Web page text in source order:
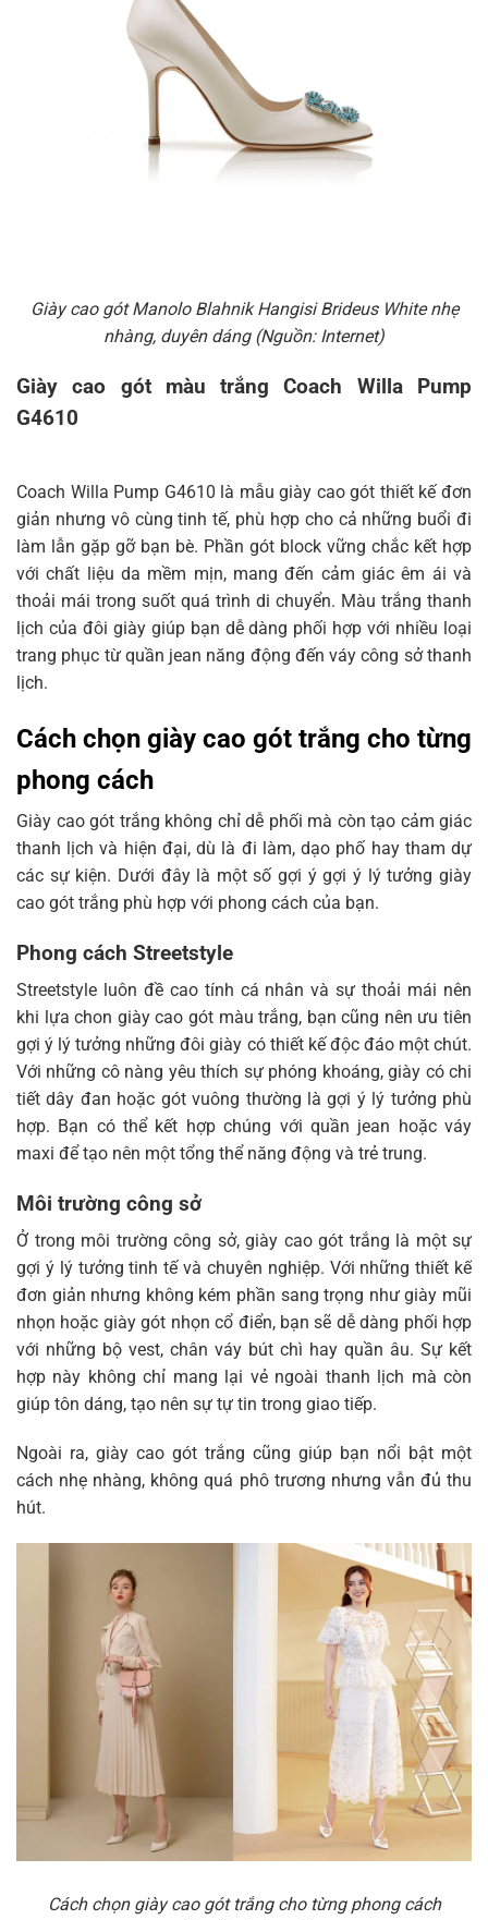
Giày cao gót Manolo Blahnik Hangisi Brideus White nhẹ
nhàng, duyên dáng (Nguồn: Internet)
Giày cao gót màu trắng Coach Willa Pump
G4610
Coach Willa Pump G4610 là mẫu giày cao gót thiết kế đơn
giản nhưng vô cùng tinh tế, phù hợp cho cả những buổi đi
làm lẫn gặp gỡ bạn bè. Phần gót block vững chắc kết hợp
với chất liệu da mềm mịn, mang đến cảm giác êm ái và
thoải mái trong suốt quá trình di chuyển. Màu trắng thanh
lịch của đôi giày giúp bạn dễ dàng phối hợp với nhiều loại
trang phục từ quần jean năng động đến váy công sở thanh
lịch.
Cách chọn giày cao gót trắng cho từng
phong cách
Giày cao gót trắng không chỉ dễ phối mà còn tạo cảm giác
thanh lịch và hiện đại, dù là đi làm, dạo phố hay tham dự
các sự kiện. Dưới đây là một số gợi ý gợi ý lý tưởng giày
cao gót trắng phù hợp với phong cách của bạn.
Phong cách Streetstyle
Streetstyle luôn đề cao tính cá nhân và sự thoải mái nên
khi lựa chon giày cao gót màu trắng, bạn cũng nên ưu tiên
gợi ý lý tưởng những đôi giày có thiết kế độc đáo một chút.
Với những cô nàng yêu thích sự phóng khoáng, giày có chi
tiết dây đan hoặc gót vuông thường là gợi ý lý tưởng phù
hợp. Bạn có thể kết hợp chúng với quần jean hoặc váy
maxi để tạo nên một tổng thể năng động và trẻ trung.
Môi trường công sở
Ở trong môi trường công sở, giày cao gót trắng là một sự
gợi ý lý tưởng tinh tế và chuyên nghiệp. Với những thiết kế
đơn giản nhưng không kém phần sang trọng như giày mũi
nhọn hoặc giày gót nhọn cổ điển, bạn sẽ dễ dàng phối hợp
với những bộ vest, chân váy bút chì hay quần âu. Sự kết
hợp này không chỉ mang lại vẻ ngoài thanh lịch mà còn
giúp tôn dáng, tạo nên sự tự tin trong giao tiếp.
Ngoài ra, giày cao gót trắng cũng giúp bạn nổi bật một
cách nhẹ nhàng, không quá phô trương nhưng vẫn đủ thu
hút.
Cách chọn giày cao gót trắng cho từng phong cách